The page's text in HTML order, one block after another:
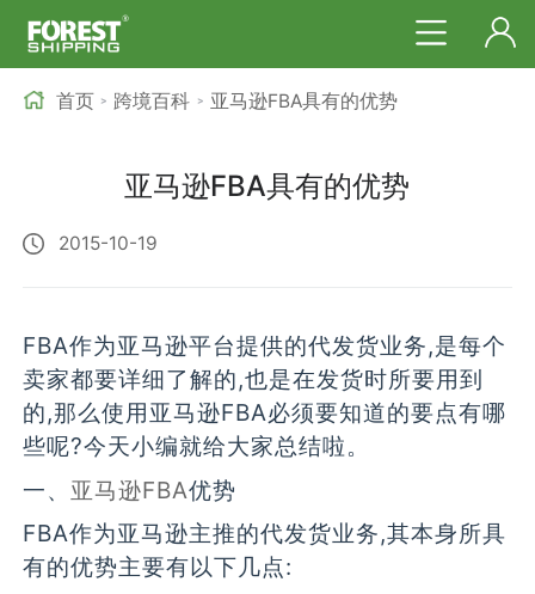
首页 > 跨境百科 > 亚马逊FBA具有的优势
亚马逊FBA具有的优势
2015-10-19
FBA作为亚马逊平台提供的代发货业务,是每个
卖家都要详细了解的,也是在发货时所要用到
的,那么使用亚马逊FBA必须要知道的要点有哪
些呢?今天小编就给大家总结啦。
一、 亚马逊FBA优势
FBA作为亚马逊主推的代发货业务,其本身所具
有的优势主要有以下几点: